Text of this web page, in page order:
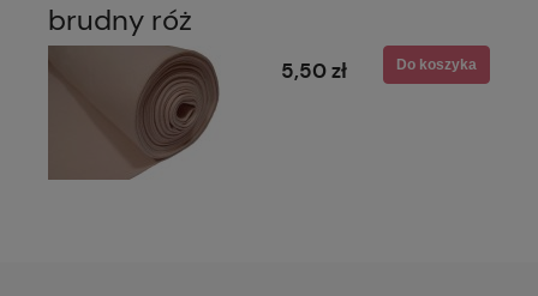
brudny róż
5,50 zł Do koszyka